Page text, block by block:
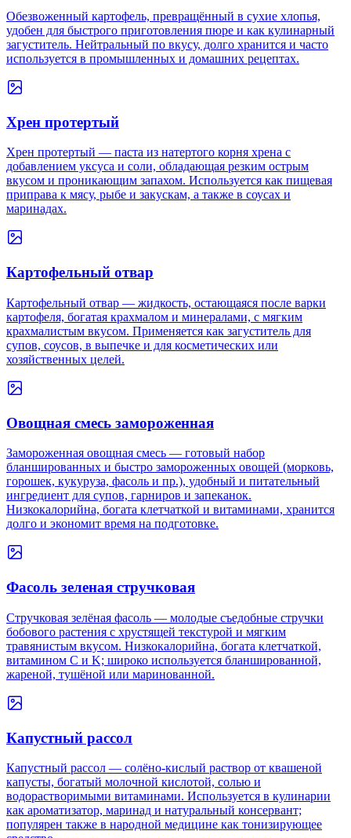
Обезвоженный картофель, превращённый в сухие хлопья,
удобен для быстрого приготовления пюре и как кулинарный
загуститель. Нейтральный по вкусу, долго хранится и часто
используется в промышленных и домашних рецептах.
Хрен протертый
Хрен протертый — паста из натертого корня хрена с
добавлением уксуса и соли, обладающая резким острым
вкусом и проникающим запахом. Используется как пищевая
приправа к мясу, рыбе и закускам, а также в соусах и
маринадах.
Картофельный отвар
Картофельный отвар — жидкость, остающаяся после варки
картофеля, богатая крахмалом и минералами, с мягким
крахмалистым вкусом. Применяется как загуститель для
супов, соусов, в выпечке и для косметических или
хозяйственных целей.
Овощная смесь замороженная
Замороженная овощная смесь — готовый набор
бланшированных и быстро замороженных овощей (морковь,
горошек, кукуруза, фасоль и пр.), удобный и питательный
ингредиент для супов, гарниров и запеканок.
Низкокалорийна, богата клетчаткой и витаминами, хранится
долго и экономит время на подготовке.
Фасоль зеленая стручковая
Стручковая зелёная фасоль — молодые съедобные стручки
бобового растения с хрустящей текстурой и мягким
травянистым вкусом. Низкокалорийна, богата клетчаткой,
витамином C и K; широко используется бланшированной,
жареной, тушёной или маринованной.
Капустный рассол
Капустный рассол — солёно-кислый раствор от квашеной
капусты, богатый молочной кислотой, солью и
водорастворимыми витаминами. Используется в кулинарии
как ароматизатор, маринад и натуральный консервант;
популярен также в народной медицине как тонизирующее